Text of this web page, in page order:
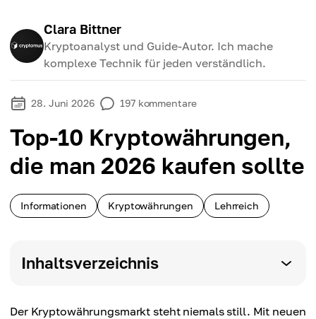
Clara Bittner
Kryptoanalyst und Guide-Autor. Ich mache
komplexe Technik für jeden verständlich.
28. Juni 2026 197 kommentare
Top-10 Kryptowährungen,
die man 2026 kaufen sollte
Informationen Kryptowährungen Lehrreich
Inhaltsverzeichnis
Der Kryptowährungsmarkt steht niemals still. Mit neuen